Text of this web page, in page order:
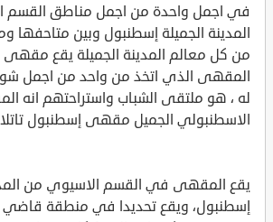
في اجمل واحدة من اجمل مناطق
المدينة الجميلة إسطنبول وبين متاحفها
من كل معالم المدينة الجميلة يقع مقهى
المقهى الذي اتخذ من واحد من اجمل
له ، هو ملتقى الشباب واستراحتهم انه
الاسطنبولي الجميل مقهى إسطنبول
يقع المقهى في القسم الاسيوي من